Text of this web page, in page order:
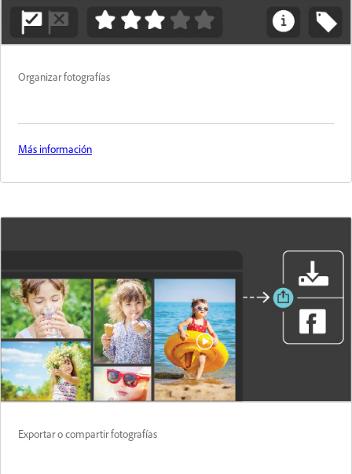
Organizar fotografías
Más información
Exportar o compartir fotografías